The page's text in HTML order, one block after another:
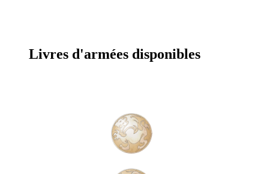
Livres d'armées disponibles